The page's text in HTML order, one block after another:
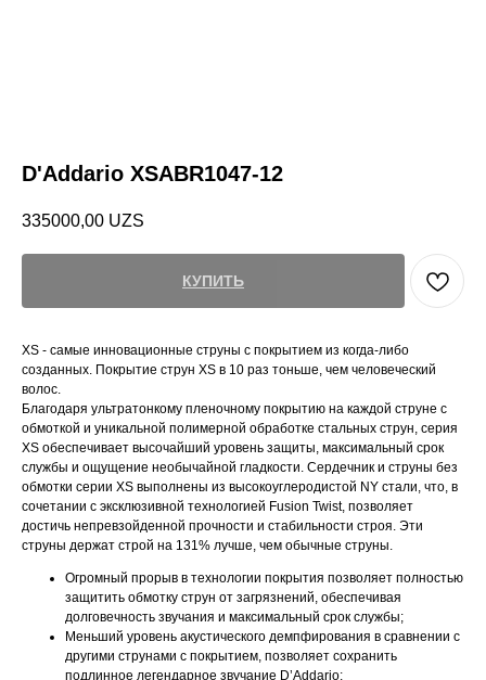
D'Addario XSABR1047-12
335000,00 UZS
КУПИТЬ
XS - самые инновационные струны с покрытием из когда-либо
созданных. Покрытие струн XS в 10 раз тоньше, чем человеческий
волос.
Благодаря ультратонкому пленочному покрытию на каждой струне с
обмоткой и уникальной полимерной обработке стальных струн, серия
XS обеспечивает высочайший уровень защиты, максимальный срок
службы и ощущение необычайной гладкости. Сердечник и струны без
обмотки серии XS выполнены из высокоуглеродистой NY стали, что, в
сочетании с эксклюзивной технологией Fusion Twist, позволяет
достичь непревзойденной прочности и стабильности строя. Эти
струны держат строй на 131% лучше, чем обычные струны.
Огромный прорыв в технологии покрытия позволяет полностью
защитить обмотку струн от загрязнений, обеспечивая
долговечность звучания и максимальный срок службы;
Меньший уровень акустического демпфирования в сравнении с
другими струнами с покрытием, позволяет сохранить
подлинное легендарное звучание D’Addario;